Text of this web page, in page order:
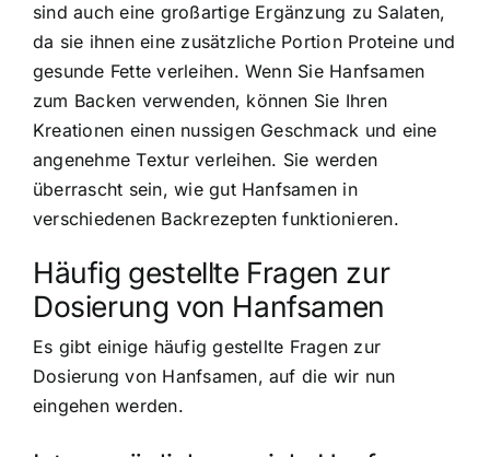
sind auch eine großartige Ergänzung zu Salaten,
da sie ihnen eine zusätzliche Portion Proteine und
gesunde Fette verleihen. Wenn Sie Hanfsamen
zum Backen verwenden, können Sie Ihren
Kreationen einen nussigen Geschmack und eine
angenehme Textur verleihen. Sie werden
überrascht sein, wie gut Hanfsamen in
verschiedenen Backrezepten funktionieren.
Häufig gestellte Fragen zur
Dosierung von Hanfsamen
Es gibt einige häufig gestellte Fragen zur
Dosierung von Hanfsamen, auf die wir nun
eingehen werden.